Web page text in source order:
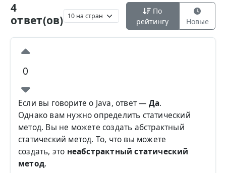
4
ответ(ов)
По
рейтингу
Новые
0
Если вы говорите о Java, ответ — Да.
Однако вам нужно определить статический
метод. Вы не можете создать абстрактный
статический метод. То, что вы можете
создать, это неабстрактный статический
метод.